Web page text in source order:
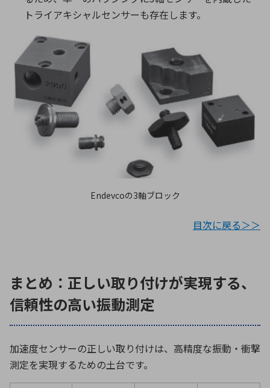
トライアキシャルセンサーも存在します。
Endevcoの3軸ブロック
目次に戻る＞＞
まとめ：正しい取り付けが実現する、
信頼性の高い振動測定
加速度センサーの正しい取り付けは、高精度な振動・衝撃
測定を実現するための土台です。